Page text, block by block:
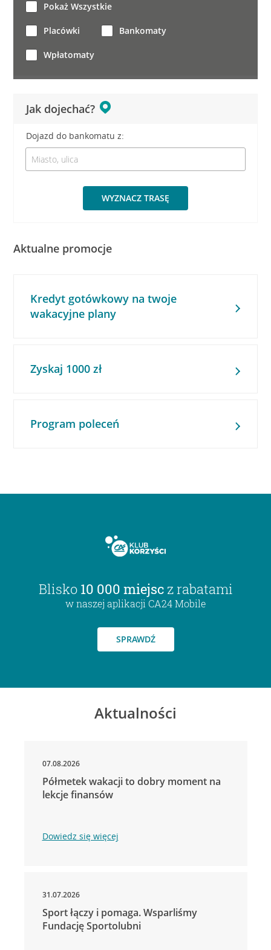
Jak dojechać?
Dojazd do bankomatu z:
WYZNACZ TRASĘ
Pokaż Wszystkie
Placówki Bankomaty
Wpłatomaty
Aktualne promocje
Kredyt gotówkowy na twoje
wakacyjne plany
Zyskaj 1000 zł
Program poleceń
Blisko 10 000 miejsc z rabatami
w naszej aplikacji CA24 Mobile
SPRAWDŹ
Aktualności
07.08.2026
Półmetek wakacji to dobry moment na
lekcje finansów
Dowiedz się więcej
31.07.2026
Sport łączy i pomaga. Wsparliśmy
Fundację Sportolubni